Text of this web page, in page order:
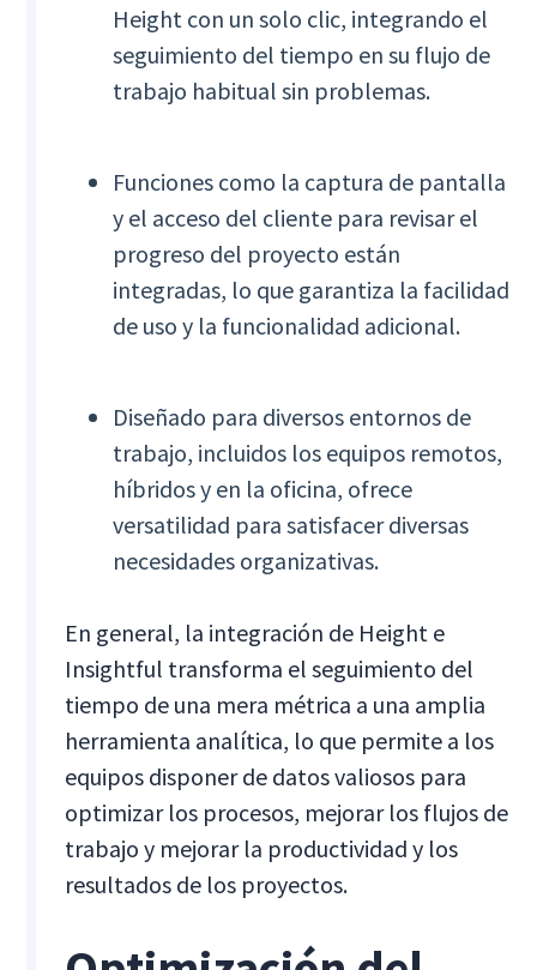
Height con un solo clic, integrando el
seguimiento del tiempo en su flujo de
trabajo habitual sin problemas.
Funciones como la captura de pantalla
y el acceso del cliente para revisar el
progreso del proyecto están
integradas, lo que garantiza la facilidad
de uso y la funcionalidad adicional.
Diseñado para diversos entornos de
trabajo, incluidos los equipos remotos,
híbridos y en la oficina, ofrece
versatilidad para satisfacer diversas
necesidades organizativas.
En general, la integración de Height e
Insightful transforma el seguimiento del
tiempo de una mera métrica a una amplia
herramienta analítica, lo que permite a los
equipos disponer de datos valiosos para
optimizar los procesos, mejorar los flujos de
trabajo y mejorar la productividad y los
resultados de los proyectos.